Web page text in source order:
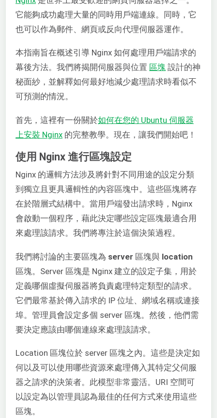
它能夠成功處理大量的同時用戶端連線。同時，它
也可以作為郵件、網頁或反向代理伺服器運作。
本指南旨在概述引導 Nginx 如何處理用戶端請求的
幕後方法。我們將揭開伺服器與位置 區塊 設計的神
秘面紗，並解釋如何最好地減少處理請求時看似不
可預測的情況。
首先，這裡有一份關於如何在您的 Ubuntu 伺服器
上安裝 Nginx 的完整教學。現在，讓我們開始吧！
使用 Nginx 進行區塊設定
Nginx 的邏輯方法涉及將針對不同用途的設定分類
到獨立且更具邏輯性的內容區塊中。這些區塊將存
在於階層式結構中。當用戶端發出請求時，Nginx
會啟動一個程序，藉此決定哪些設定區塊最適合用
來處理該請求。我們將專注於這個決策過程。
我們將討論的主要區塊為 server 區塊與 location
區塊。Server 區塊是 Nginx 建立的設定子集，用於
定義哪個虛擬伺服器將負責處理特定類型的請求。
它們最常基於傳入請求的 IP 位址、網域名稱或連接
埠。管理員會設定多個 server 區塊。然後，他們需
要決定應該由哪個連線來處理該請求。
Location 區塊位於 server 區塊之內。這些是決定如
何以及可以使用哪些資源來處理傳入其特定父伺服
器之請求的決策者。此模型非常靈活。URI 空間可
以設定為以管理員認為最佳的任何方式來使用這些
區塊。